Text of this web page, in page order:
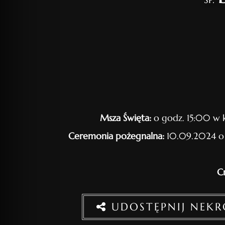
Msza Święta:o godz. 15:00 w
Ceremonia pożegnalna: 10.09.2024
UDOSTĘPNIJ